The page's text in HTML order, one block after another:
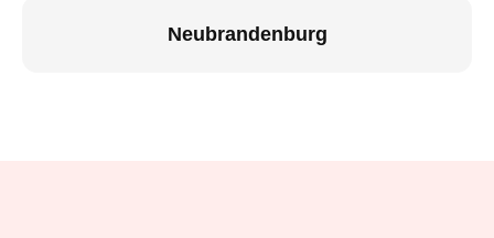
Neubrandenburg